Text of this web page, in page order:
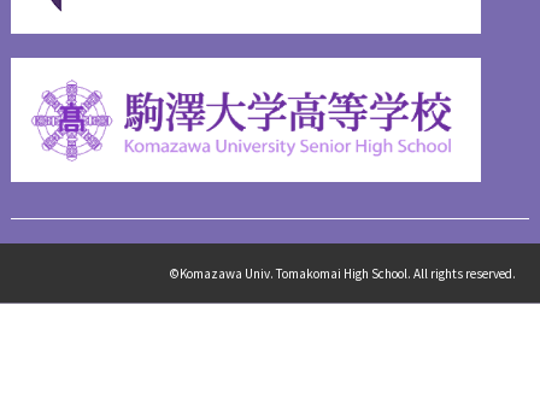
©Komazawa Univ. Tomakomai High School. All rights reserved.